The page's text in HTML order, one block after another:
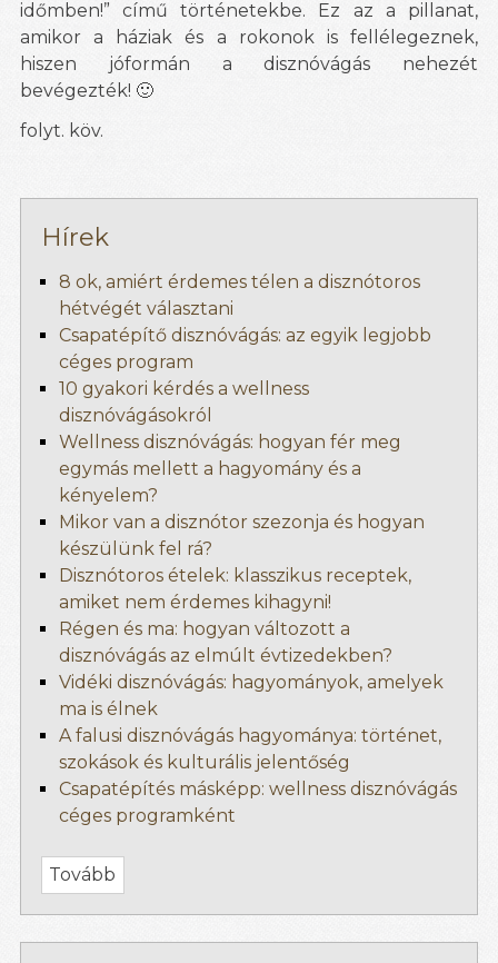
időmben!” című történetekbe. Ez az a pillanat,
amikor a háziak és a rokonok is fellélegeznek,
hiszen jóformán a disznóvágás nehezét
bevégezték! 🙂
folyt. köv.
Hírek
8 ok, amiért érdemes télen a disznótoros
hétvégét választani
Csapatépítő disznóvágás: az egyik legjobb
céges program
10 gyakori kérdés a wellness
disznóvágásokról
Wellness disznóvágás: hogyan fér meg
egymás mellett a hagyomány és a
kényelem?
Mikor van a disznótor szezonja és hogyan
készülünk fel rá?
Disznótoros ételek: klasszikus receptek,
amiket nem érdemes kihagyni!
Régen és ma: hogyan változott a
disznóvágás az elmúlt évtizedekben?
Vidéki disznóvágás: hagyományok, amelyek
ma is élnek
A falusi disznóvágás hagyománya: történet,
szokások és kulturális jelentőség
Csapatépítés másképp: wellness disznóvágás
céges programként
Tovább